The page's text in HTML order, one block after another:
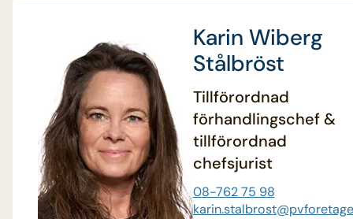
Karin Wiberg
Stålbröst
Tillförordnad
förhandlingschef &
tillförordnad
chefsjurist
08-762 75 98